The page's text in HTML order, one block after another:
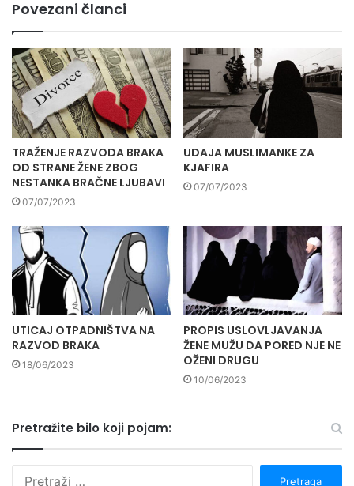
Povezani članci
TRAŽENJE RAZVODA BRAKA
OD STRANE ŽENE ZBOG
NESTANKA BRAČNE LJUBAVI
07/07/2023
UDAJA MUSLIMANKE ZA
KJAFIRA
07/07/2023
UTICAJ OTPADNIŠTVA NA
RAZVOD BRAKA
18/06/2023
PROPIS USLOVLJAVANJA
ŽENE MUŽU DA PORED NJE NE
OŽENI DRUGU
10/06/2023
Pretražite bilo koji pojam: